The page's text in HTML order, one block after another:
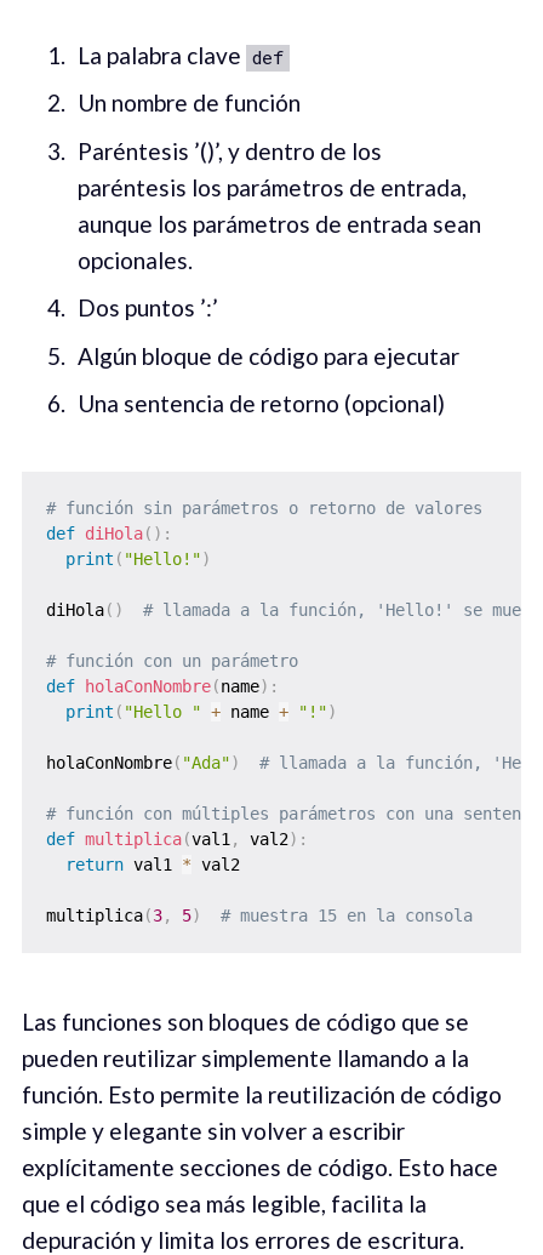
La palabra clave def
Un nombre de función
Paréntesis ’()’, y dentro de los
paréntesis los parámetros de entrada,
aunque los parámetros de entrada sean
opcionales.
Dos puntos ’:’
Algún bloque de código para ejecutar
Una sentencia de retorno (opcional)
# función sin parámetros o retorno de valores
def diHola( ) :
print ( "Hello!")
diHola( ) # llamada a la función, 'Hello!' se
# función con un parámetro
def holaConNombre(name) :
print ( "Hello " + name + "!")
holaConNombre( "Ada") # llamada a la función,
# función con múltiples parámetros con una
def multiplica(val1 , val2) :
return val1 * val2
multiplica(3, 5) # muestra 15 en la consola
Las funciones son bloques de código que se
pueden reutilizar simplemente llamando a la
función. Esto permite la reutilización de código
simple y elegante sin volver a escribir
explícitamente secciones de código. Esto hace
que el código sea más legible, facilita la
depuración y limita los errores de escritura.